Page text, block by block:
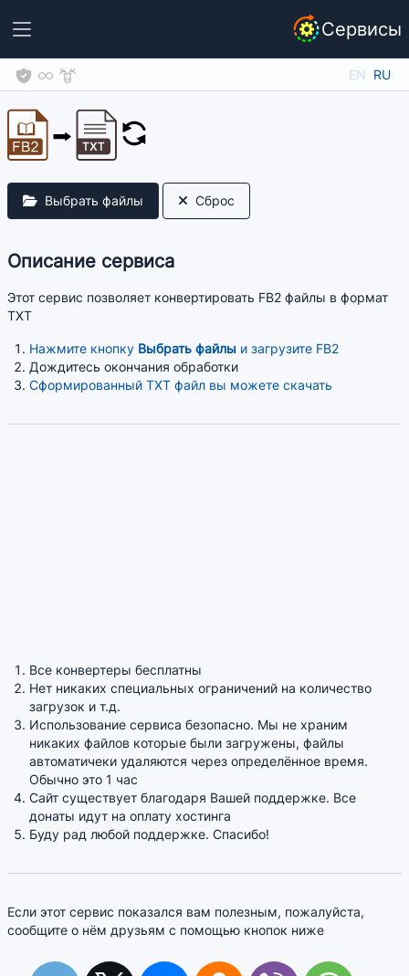
Сервисы
EN RU
Выбрать файлы Сброс
Описание сервиса
Этот сервис позволяет конвертировать FB2 файлы в формат
TXT
Нажмите кнопку Выбрать файлы и загрузите FB2
Дождитесь окончания обработки
Сформированный TXT файл вы можете скачать
Все конвертеры бесплатны
Нет никаких специальных ограничений на количество
загрузок и т.д.
Использование сервиса безопасно. Мы не храним
никаких файлов которые были загружены, файлы
автоматичеки удаляются через определённое время.
Обычно это 1 час
Сайт существует благодаря Вашей поддержке. Все
донаты идут на оплату хостинга
Буду рад любой поддержке. Спасибо!
Если этот сервис показался вам полезным, пожалуйста,
сообщите о нём друзьям с помощью кнопок ниже